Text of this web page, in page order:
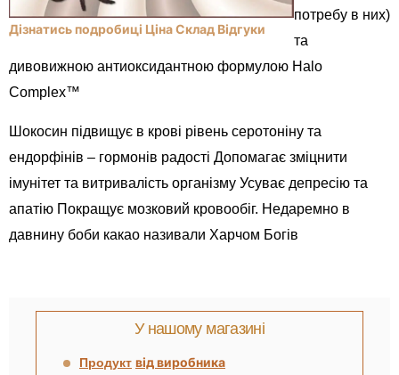
Дізнатись подробиці Ціна Склад Відгуки
потребу в них)
та
дивовижною антиоксидантною формулою Halo
Complex™
Шокосин підвищує в крові рівень серотоніну та
ендорфінів – гормонів радості Допомагає зміцнити
імунітет та витривалість організму Усуває депресію та
апатію Покращує мозковий кровообіг. Недаремно в
давнину боби какао називали Харчом Богів
У нашому магазині
Продукт від виробника